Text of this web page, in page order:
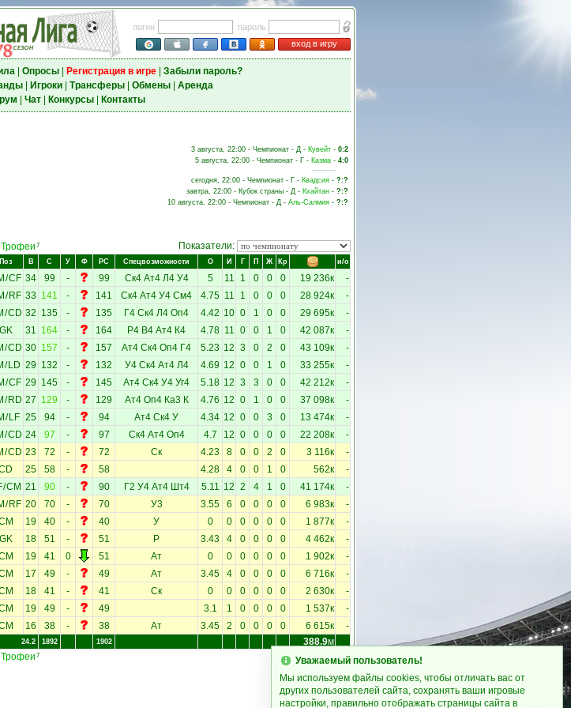
логин
пароль
вход в игру
| Опросы| Регистрация в игре| Забыли пароль?
| Игроки| Трансферы| Обмены| Аренда
Чат| Конкурсы| Контакты
3 августа, 22:00 - Чемпионат - Д - Кувейт - 0:2
5 августа, 22:00 - Чемпионат - Г - Казма - 4:0
сегодня, 22:00 - Чемпионат - Г - Квадсия - ?:?
завтра, 22:00 - Кубок страны - Д - Кхайтан - ?:?
10 августа, 22:00 - Чемпионат - Д - Аль-Салмия - ?:?
Трофеи 7 Показатели:
Поз В С У Ф РС Спецвозможности О И Г П Ж Кр и/о
/CF 34 99 - 99 Ск4 Ат4 Л4 У4 5 11 1 0 0 0 19 236к -
/ RF 33 141 - 141 Ск4 Ат4 У4 См4 4.75 11 1 0 0 0 28 924к -
/CD 32 135 - 135 Г4 Ск4 Л4 Оп4 4.42 10 0 1 0 0 29 695к -
GK 31 164 - 164 Р4 В4 Ат4 К4 4.78 11 0 0 1 0 42 087к -
/CD 30 157 - 157 Ат4 Ск4 Оп4 Г4 5.23 12 3 0 2 0 43 109к -
/ LD 29 132 - 132 У4 Ск4 Ат4 Л4 4.69 12 0 0 1 0 33 255к -
/CF 29 145 - 145 Ат4 Ск4 У4 Уг4 5.18 12 3 3 0 0 42 212к -
/ RD 27 129 - 129 Ат4 Оп4 Ка3 К 4.76 12 0 1 0 0 37 098к -
/ LF 25 94 - 94 Ат4 Ск4 У 4.34 12 0 0 3 0 13 474к -
/CD 24 97 - 97 Ск4 Ат4 Оп4 4.7 12 0 0 0 0 22 208к -
/CD 23 72 - 72 Ск 4.23 8 0 0 2 0 3 116к -
25 58 - 58 4.28 4 0 0 1 0 562к -
/CM 21 90 - 90 Г2 У4 Ат4 Шт4 5.11 12 2 4 1 0 41 174к -
/ RF 20 70 - 70 У3 3.55 6 0 0 0 0 6 983к -
19 40 - 40 У 0 0 0 0 0 0 1 877к -
GK 18 51 - 51 Р 3.43 4 0 0 0 0 4 462к -
19 41 0 51 Ат 0 0 0 0 0 0 1 902к -
17 49 - 49 Ат 3.45 4 0 0 0 0 6 716к -
18 41 - 41 Ск 0 0 0 0 0 0 2 630к -
19 49 - 49 3.1 1 0 0 0 0 1 537к -
16 38 - 38 Ат 3.45 2 0 0 0 0 6 615к -
24.2 1892 1902 388.9м
Трофеи 7
Уважаемый пользователь!
Мы используем файлы cookies, чтобы отличать вас от
других пользователей сайта, сохранять ваши игровые
настройки, правильно отображать страницы сайта в